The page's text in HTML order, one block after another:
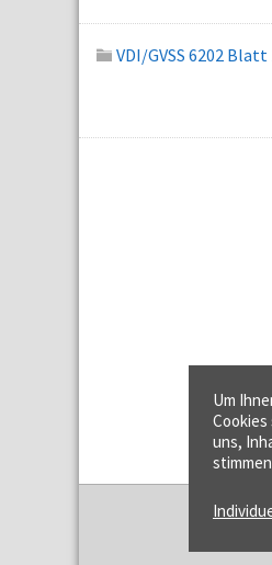
VDI/GVSS 6202 Blatt
Um
uns,